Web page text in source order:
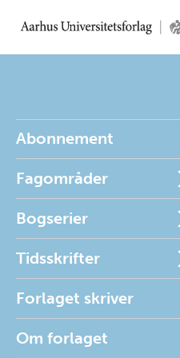
Abonnement
Fagområder
Bogserier
Tidsskrifter
Forlaget skriver
Om forlaget